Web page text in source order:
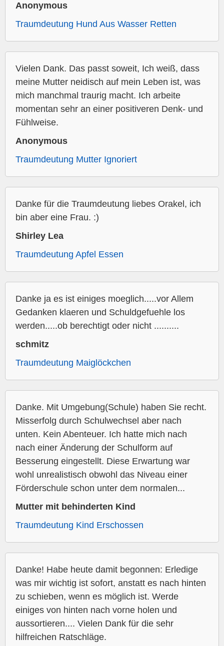
Anonymous
Traumdeutung Hund Aus Wasser Retten
Vielen Dank. Das passt soweit, Ich weiß, dass
meine Mutter neidisch auf mein Leben ist, was
mich manchmal traurig macht. Ich arbeite
momentan sehr an einer positiveren Denk- und
Fühlweise.
Anonymous
Traumdeutung Mutter Ignoriert
Danke für die Traumdeutung liebes Orakel, ich
bin aber eine Frau. :)
Shirley Lea
Traumdeutung Apfel Essen
Danke ja es ist einiges moeglich.....vor Allem
Gedanken klaeren und Schuldgefuehle los
werden.....ob berechtigt oder nicht ..........
schmitz
Traumdeutung Maiglöckchen
Danke. Mit Umgebung(Schule) haben Sie recht.
Misserfolg durch Schulwechsel aber nach
unten. Kein Abenteuer. Ich hatte mich nach
nach einer Änderung der Schulform auf
Besserung eingestellt. Diese Erwartung war
wohl unrealistisch obwohl das Niveau einer
Förderschule schon unter dem normalen...
Mutter mit behinderten Kind
Traumdeutung Kind Erschossen
Danke! Habe heute damit begonnen: Erledige
was mir wichtig ist sofort, anstatt es nach hinten
zu schieben, wenn es möglich ist. Werde
einiges von hinten nach vorne holen und
aussortieren.... Vielen Dank für die sehr
hilfreichen Ratschläge.